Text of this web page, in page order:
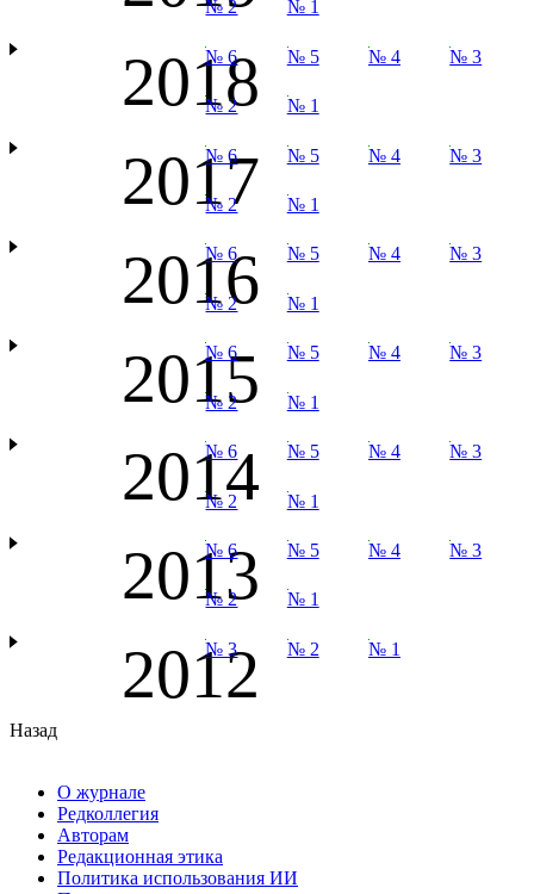
№ 2 № 1
2018
№ 6 № 5 № 4 № 3
№ 2 № 1
2017
№ 6 № 5 № 4 № 3
№ 2 № 1
2016
№ 6 № 5 № 4 № 3
№ 2 № 1
2015
№ 6 № 5 № 4 № 3
№ 2 № 1
2014
№ 6 № 5 № 4 № 3
№ 2 № 1
2013
№ 6 № 5 № 4 № 3
№ 2 № 1
2012
№ 3 № 2 № 1
Назад
О журнале
Редколлегия
Авторам
Редакционная этика
Политика использования ИИ